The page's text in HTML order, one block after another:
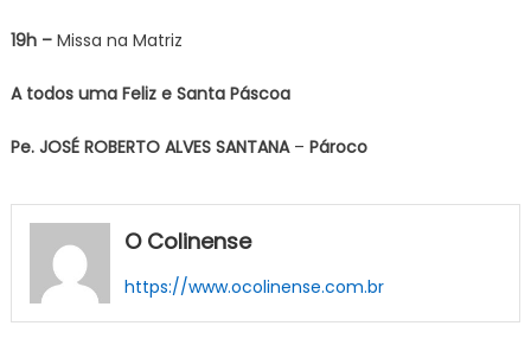
19h – Missa na Matriz
A todos uma Feliz e Santa Páscoa
Pe. JOSÉ ROBERTO ALVES SANTANA– Pároco
O Colinense
https://www.ocolinense.com.br